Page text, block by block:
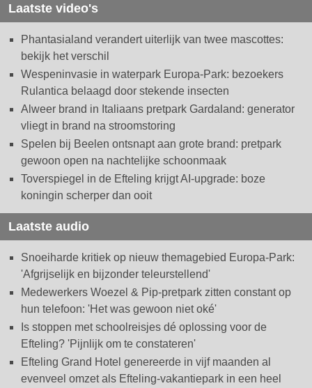
Laatste video's
Phantasialand verandert uiterlijk van twee mascottes:
bekijk het verschil
Wespeninvasie in waterpark Europa-Park: bezoekers
Rulantica belaagd door stekende insecten
Alweer brand in Italiaans pretpark Gardaland: generator
vliegt in brand na stroomstoring
Spelen bij Beelen ontsnapt aan grote brand: pretpark
gewoon open na nachtelijke schoonmaak
Toverspiegel in de Efteling krijgt AI-upgrade: boze
koningin scherper dan ooit
Laatste audio
Snoeiharde kritiek op nieuw themagebied Europa-Park:
'Afgrijselijk en bijzonder teleurstellend'
Medewerkers Woezel & Pip-pretpark zitten constant op
hun telefoon: 'Het was gewoon niet oké'
Is stoppen met schoolreisjes dé oplossing voor de
Efteling? 'Pijnlijk om te constateren'
Efteling Grand Hotel genereerde in vijf maanden al
evenveel omzet als Efteling-vakantiepark in een heel